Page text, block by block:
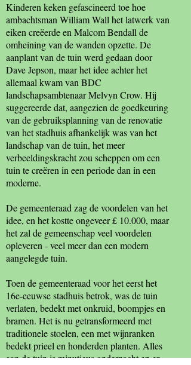
Kinderen keken gefascineerd toe hoe
ambachtsman William Wall het latwerk van
eiken creëerde en Malcom Bendall de
omheining van de wanden opzette. De
aanplant van de tuin werd gedaan door
Dave Jepson, maar het idee achter het
allemaal kwam van BDC
landschapsambtenaar Melvyn Crow. Hij
suggereerde dat, aangezien de goedkeuring
van de gebruiksplanning van de renovatie
van het stadhuis afhankelijk was van het
landschap van de tuin, het meer
verbeeldingskracht zou scheppen om een ​​
tuin te creëren in een periode dan in een
moderne.
De gemeenteraad zag de voordelen van het
idee, en het kostte ongeveer £ 10.000, maar
het zal de gemeenschap veel voordelen
opleveren - veel meer dan een modern
aangelegde tuin.
Toen de gemeenteraad voor het eerst het
16e-eeuwse stadhuis betrok, was de tuin
verlaten, bedekt met onkruid, boompjes en
bramen. Het is nu getransformeerd met
traditionele stoelen, een met wijnranken
bedekt prieel en honderden planten. Alles
aan de tuin is minutieus onderzocht en er